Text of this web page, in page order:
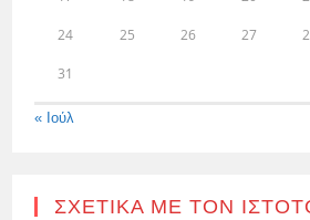
24 25 26 27
31
« Ιούλ
ΣΧΕΤΙΚΆ ΜΕ ΤΟΝ